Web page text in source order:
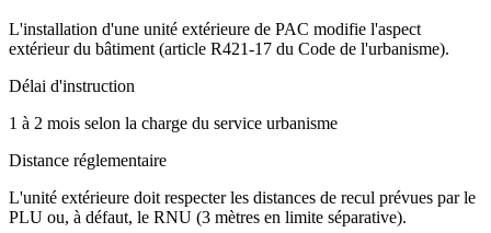
L'installation d'une unité extérieure de PAC modifie l'aspect
extérieur du bâtiment (article R421-17 du Code de l'urbanisme).
Délai d'instruction
1 à 2 mois selon la charge du service urbanisme
Distance réglementaire
L'unité extérieure doit respecter les distances de recul prévues par le
PLU ou, à défaut, le RNU (3 mètres en limite séparative).